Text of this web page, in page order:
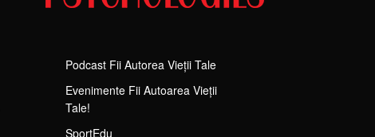
Podcast Fii Autorea Vieții Tale
Evenimente Fii Autoarea Vieții
Tale!
SportEdu